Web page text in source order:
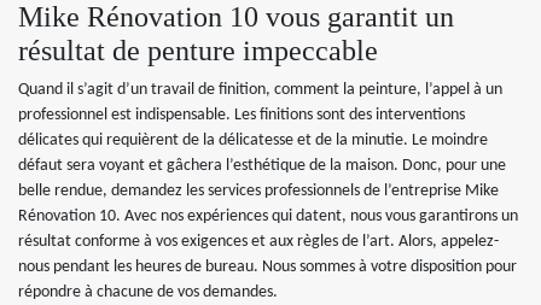
Mike Rénovation 10 vous garantit un
résultat de penture impeccable
Quand il s’agit d’un travail de finition, comment la peinture, l’appel à un
professionnel est indispensable. Les finitions sont des interventions
délicates qui requièrent de la délicatesse et de la minutie. Le moindre
défaut sera voyant et gâchera l’esthétique de la maison. Donc, pour une
belle rendue, demandez les services professionnels de l’entreprise Mike
Rénovation 10. Avec nos expériences qui datent, nous vous garantirons un
résultat conforme à vos exigences et aux règles de l’art. Alors, appelez-
nous pendant les heures de bureau. Nous sommes à votre disposition pour
répondre à chacune de vos demandes.